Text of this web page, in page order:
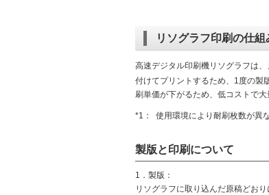
リソグラフ印刷の仕組
高速デジタル印刷機リソグラフは
付けてプリントするため、1度の製
刷単価が下がるため、低コストで大
*1： 使用環境により耐刷枚数が異
製版と印刷について
1．製版：
リソグラフに取り込んだ原稿どお